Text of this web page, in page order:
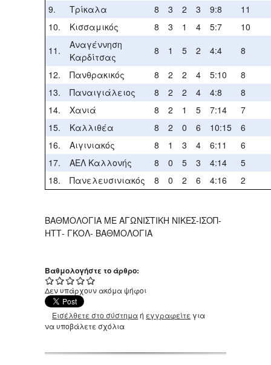
9.
Τρίκαλα 8 3 2 3 9:8
11
10.
Κισσαμικός 8 3 1 4 5:7
10
11.
Αναγέννηση
Καρδίτσας
8 1 5 2 4:4
8
12.
Πανθρακικός 8 2 2 4 5:10
8
13.
Παναιγιάλειος 8 2 2 4 4:8
8
14.
Χανιά 8 2 1 5 7:14
7
15.
Καλλιθέα 8 2 0 6 10:15
6
16.
Αιγινιακός 8 1 3 4 6:11
6
17.
ΑΕΛ Καλλονής 8 0 5 3 4:14
5
18.
Πανελευσινιακός 8 0 2 6 4:16 2
ΒΑΘΜΟΛΟΓΙΑ ΜΕ ΑΓΩΝΙΣΤΙΚΗ ΝΙΚΕΣ-ΙΣΟΠ-
ΗΤΤ- ΓΚΟΛ- ΒΑΘΜΟΛΟΓΙΑ
Βαθμολογήστε το άρθρο:
Δεν υπάρχουν ακόμα ψήφοι
Εισέλθετε στο σύστημαή εγγραφείτε για
να υποβάλετε σχόλια